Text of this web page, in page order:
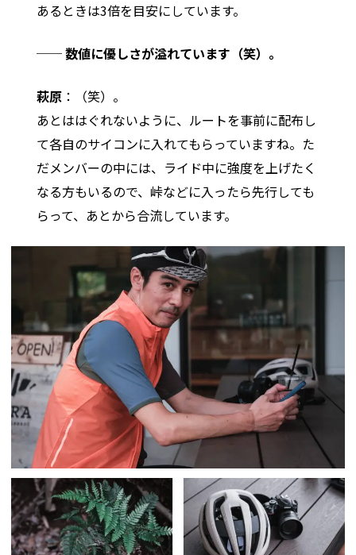
あるときは3倍を目安にしています。
── 数値に優しさが溢れています（笑）。
萩原 ：（笑）。
あとははぐれないように、ルートを事前に配布し
て各自のサイコンに入れてもらっていますね。た
だメンバーの中には、ライド中に強度を上げたく
なる方もいるので、峠などに入ったら先行しても
らって、あとから合流しています。